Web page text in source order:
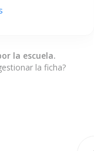
la escuela.
la ficha?